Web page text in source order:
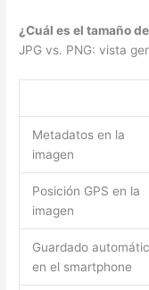
¿Cuál es el tamaño
JPG vs. PNG: vista
Metadatos en la
imagen
Posición GPS en la
imagen
Guardado
en el smartphone